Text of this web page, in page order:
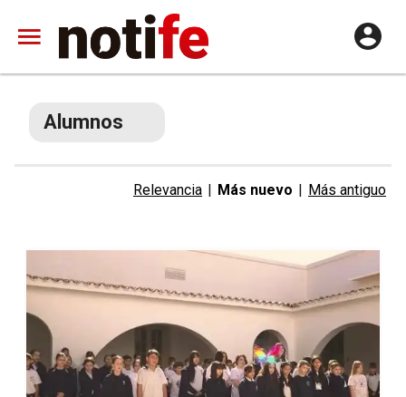
Alumnos
Relevancia | Más nuevo | Más antiguo